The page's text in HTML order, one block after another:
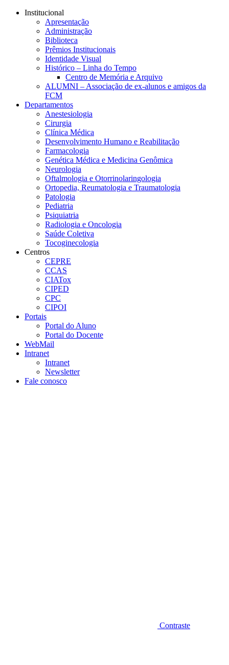
Conteúdo principal
Institucional
Apresentação
Administração
Biblioteca
Prêmios Institucionais
Identidade Visual
Histórico – Linha do Tempo
Centro de Memória e Arquivo
ALUMNI – Associação de ex-alunos e amigos da
FCM
Departamentos
Anestesiologia
Cirurgia
Clínica Médica
Desenvolvimento Humano e Reabilitação
Farmacologia
Genética Médica e Medicina Genômica
Neurologia
Oftalmologia e Otorrinolaringologia
Ortopedia, Reumatologia e Traumatologia
Patologia
Pediatria
Psiquiatria
Radiologia e Oncologia
Saúde Coletiva
Tocoginecologia
Centros
CEPRE
CCAS
CIATox
CIPED
CPC
CIPOI
Portais
Portal do Aluno
Portal do Docente
WebMail
Intranet
Intranet
Newsletter
Fale conosco
Contraste